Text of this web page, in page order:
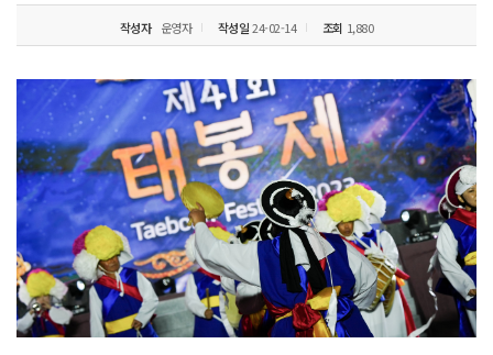
작성자 운영자 작성일 24-02-14 조회 1,880